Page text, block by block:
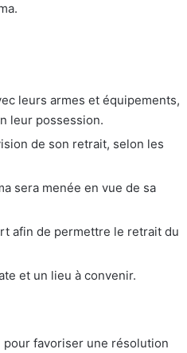
leurs armes et équipements,
leur possession.
de son retrait, selon les
sera menée en vue de sa
afin de permettre le retrait du
et un lieu à convenir.
pour favoriser une résolution